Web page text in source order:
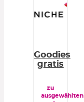
Goodies
gratis
zu
ausgewählten